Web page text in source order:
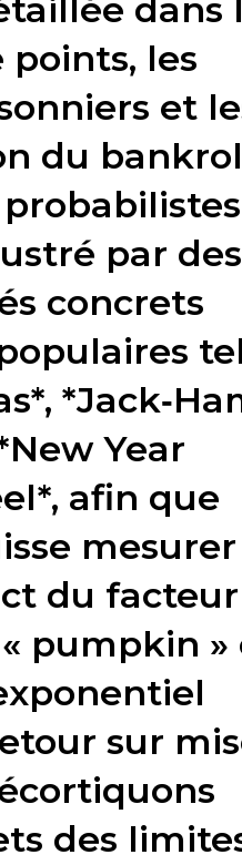
dans
points, les
et
du
probabilistes
par des
concrets
Year
afin que
mesurer
du facteur
pumpkin »
sur
des